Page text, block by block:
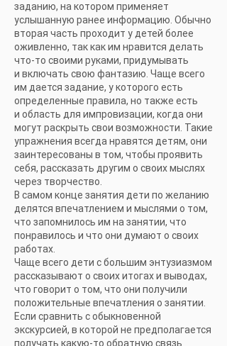
заданию, на котором применяет
услышанную ранее информацию. Обычно
вторая часть проходит у детей более
оживленно, так как им нравится делать
что-то своими руками, придумывать
и включать свою фантазию. Чаще всего
им дается задание, у которого есть
определенные правила, но также есть
и область для импровизации, когда они
могут раскрыть свои возможности. Такие
упражнения всегда нравятся детям, они
заинтересованы в том, чтобы проявить
себя, рассказать другим о своих мыслях
через творчество.
В самом конце занятия дети по желанию
делятся впечатлением и мыслями о том,
что запомнилось им на занятии, что
понравилось и что они думают о своих
работах.
Чаще всего дети с большим энтузиазмом
рассказывают о своих итогах и выводах,
что говорит о том, что они получили
положительные впечатления о занятии.
Если сравнить с обыкновенной
экскурсией, в которой не предполагается
получать какую-то обратную связь